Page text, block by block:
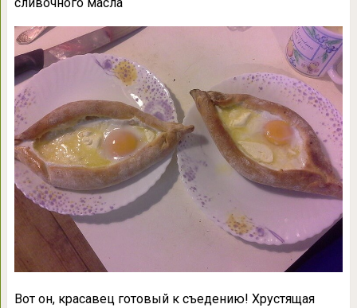
Вот он, красавец готовый к съедению! Хрустящая